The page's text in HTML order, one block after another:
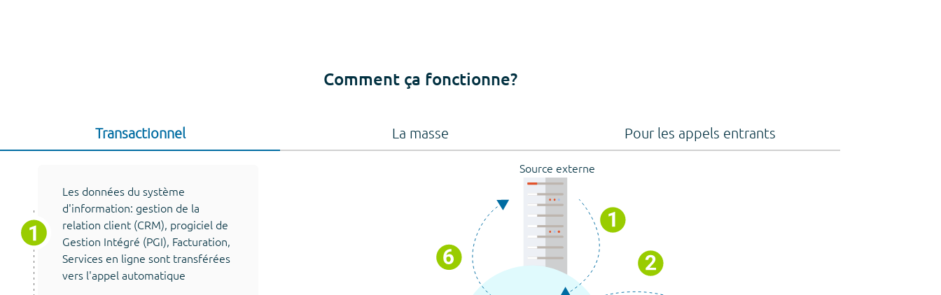
Comment ça fonctionne?
Transactionnel
Source externe
Les données du système
d'information: gestion de la
relation client (CRM), progiciel de
Gestion Intégré (PGI), Facturation,
Services en ligne sont transférées
vers l'appel automatique
La masse Pour les appels entrants